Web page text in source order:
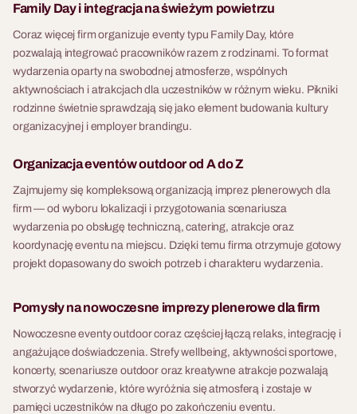
Family Day i integracja na świeżym powietrzu
Coraz więcej firm organizuje eventy typu Family Day, które
pozwalają integrować pracowników razem z rodzinami. To format
wydarzenia oparty na swobodnej atmosferze, wspólnych
aktywnościach i atrakcjach dla uczestników w różnym wieku. Pikniki
rodzinne świetnie sprawdzają się jako element budowania kultury
organizacyjnej i employer brandingu.
Organizacja eventów outdoor od A do Z
Zajmujemy się kompleksową organizacją imprez plenerowych dla
firm — od wyboru lokalizacji i przygotowania scenariusza
wydarzenia po obsługę techniczną, catering, atrakcje oraz
koordynację eventu na miejscu. Dzięki temu firma otrzymuje gotowy
projekt dopasowany do swoich potrzeb i charakteru wydarzenia.
Pomysły na nowoczesne imprezy plenerowe dla firm
Nowoczesne eventy outdoor coraz częściej łączą relaks, integrację i
angażujące doświadczenia. Strefy wellbeing, aktywności sportowe,
koncerty, scenariusze outdoor oraz kreatywne atrakcje pozwalają
stworzyć wydarzenie, które wyróżnia się atmosferą i zostaje w
pamięci uczestników na długo po zakończeniu eventu.